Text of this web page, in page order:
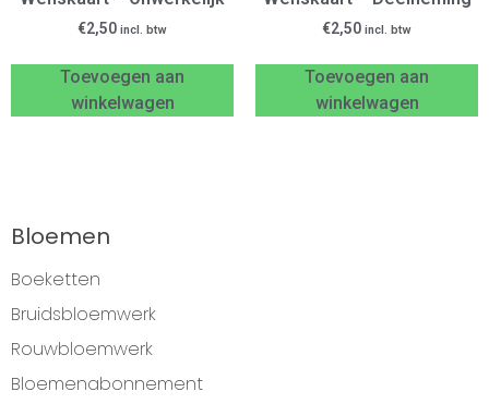
€2,50 incl. btw
Toevoegen aan
winkelwagen
€2,50 incl. btw
Toevoegen aan
winkelwagen
Bloemen
Boeketten
Bruidsbloemwerk
Rouwbloemwerk
Bloemenabonnement